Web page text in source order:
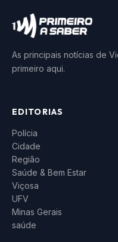
As principais notícias de
primeiro aqui.
EDITORIAS
Polícia
Cidade
Região
Saúde & Bem Estar
Viçosa
UFV
Minas Gerais
saúde